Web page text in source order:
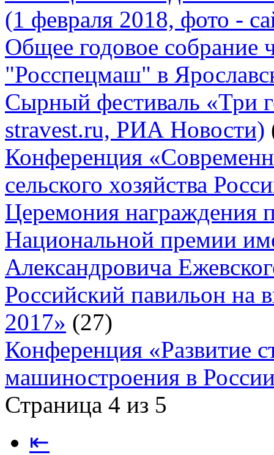
(1 февраля 2018, фото -
Общее годовое собрание
"Росспецмаш" в
Сырный фестиваль «Три
stravest.ru, РИА Новости)
Конференция
сельского хозяйства
Церемония награждения
Национальной премии
Александровича
Российский павильон на
2017» (27)
Конференция «Развитие
машиностроения в
Страница 4 из 5
⇤